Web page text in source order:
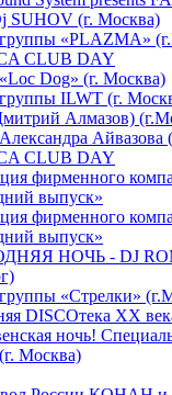
SUHOV (г. Москва)
«PLAZMA»
CLUB DAY
Dog» (г. Москва)
ILWT (г.
Алмазов)
Айвазова
CLUB DAY
фирменного
выпуск»
фирменного
выпуск»
НОЧЬ - DJ
«Стрелки»
DISCOтека ХХ
ночь!
Москва)